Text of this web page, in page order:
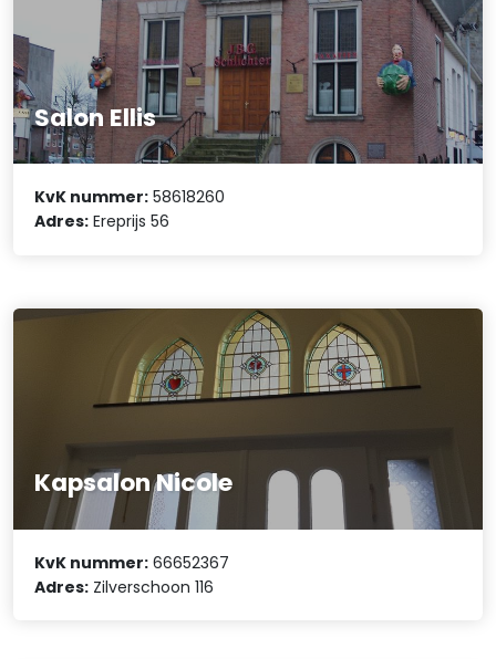
Salon Ellis
KvK nummer: 58618260
Adres: Ereprijs 56
Kapsalon Nicole
KvK nummer: 66652367
Adres: Zilverschoon 116